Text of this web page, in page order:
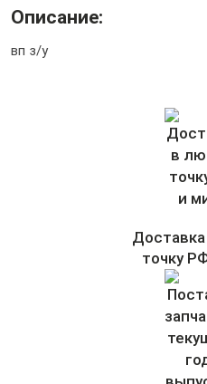
Описание:
вп з/у
точку